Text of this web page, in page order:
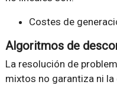
Costes de
Algoritmos de
La resolución de
mixtos no garantiza ni